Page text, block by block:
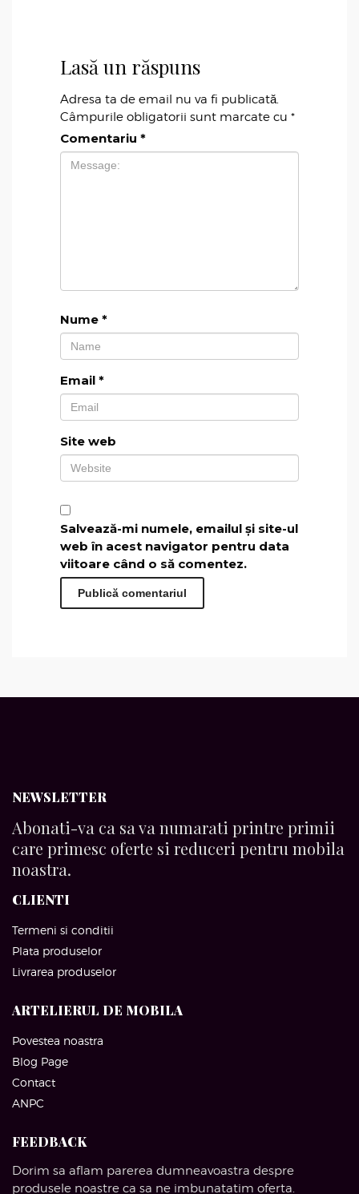
Lasă un răspuns
Adresa ta de email nu va fi publicată.
Câmpurile obligatorii sunt marcate cu *
Comentariu *
Nume *
Email *
Site web
Salvează-mi numele, emailul și site-ul
web în acest navigator pentru data
viitoare când o să comentez.
NEWSLETTER
Abonati-va ca sa va numarati printre primii
care primesc oferte si reduceri pentru mobila
noastra.
CLIENTI
Termeni si conditii
Plata produselor
Livrarea produselor
ARTELIERUL DE MOBILA
Povestea noastra
Blog Page
Contact
ANPC
FEEDBACK
Dorim sa aflam parerea dumneavoastra despre
produsele noastre ca sa ne imbunatatim oferta.